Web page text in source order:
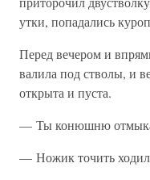
утки, попадались
Перед вечером и
валила под стволы, и
открыта и пуста.
— Ты конюшню
— Ножик точить